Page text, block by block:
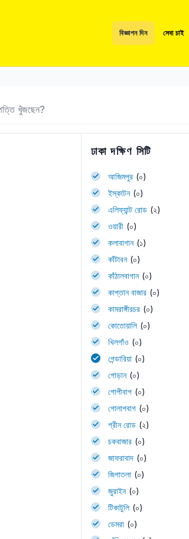
বিজ্ঞাপন দিন সেবা চাই
ঢাকা দক্ষিণ সিটি
আজিমপুর (০)
ইস্কাটন (০)
এলিফ্যান্ট রোড (২)
ওয়ারী (০)
কলাবাগান (১)
কাঁটাবন (০)
কাঁঠালবাগান (০)
কাপ্তান বাজার (০)
কামরাঙ্গীরচর (০)
কোতোয়ালি (০)
খিলগাঁও (০)
গেন্ডারিয়া (০)
গোড়ান (০)
গোপীবাগ (০)
গোলাপবাগ (০)
গ্রীন রোড (২)
চকবাজার (০)
জাফরাবাদ (০)
জিগাতলা (০)
জুরাইন (০)
টিকাটুলি (০)
ডেমরা (০)